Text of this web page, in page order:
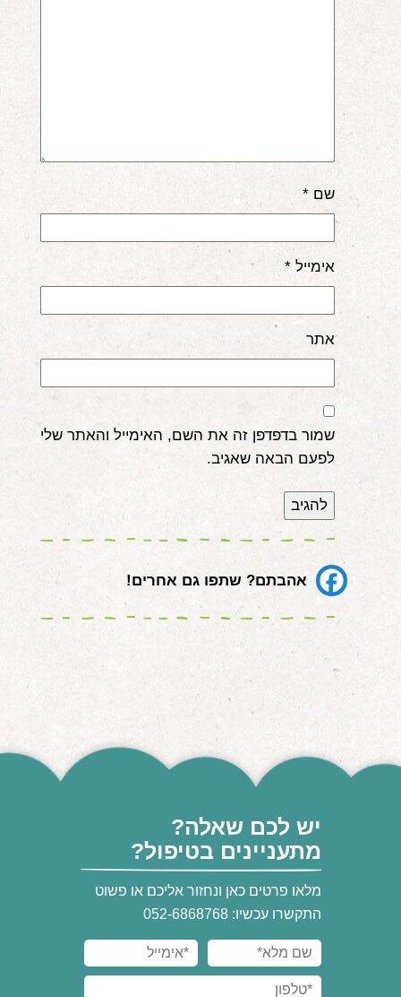
שם *
אימייל *
אתר
שמור בדפדפן זה את השם, האימייל והאתר שלי
לפעם הבאה שאגיב.
אהבתם? שתפו גם אחרים!
יש לכם שאלה?
מתעניינים בטיפול?
מלאו פרטים כאן ונחזור אליכם או פשוט
התקשרו עכשיו: 052-6868768